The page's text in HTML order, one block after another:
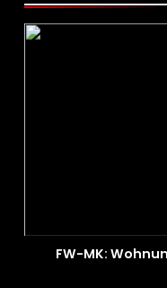
FW-MK: